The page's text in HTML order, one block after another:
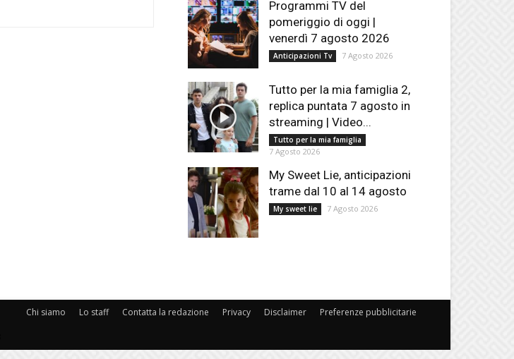
Programmi TV del
pomeriggio di oggi |
venerdì 7 agosto 2026
Anticipazioni Tv 7 Agosto 2026
Tutto per la mia famiglia 2,
replica puntata 7 agosto in
streaming | Video...
Tutto per la mia famiglia
7 Agosto 2026
My Sweet Lie, anticipazioni
trame dal 10 al 14 agosto
My sweet lie 7 Agosto 2026
Chi siamo Lo staff Contatta la redazione Privacy Disclaimer Preferenze pubblicitarie